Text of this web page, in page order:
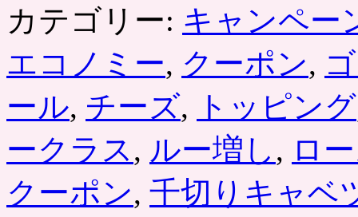
カテゴリー: キャンペー
エコノミー, クーポン,
ール, チーズ, トッピング
ークラス, ルー増し , ロ
クーポン, 千切りキャベ